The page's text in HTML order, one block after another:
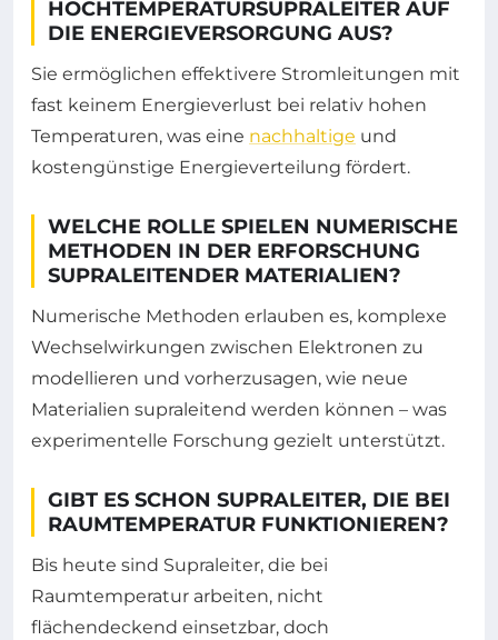
HOCHTEMPERATURSUPRALEITER AUF
DIE ENERGIEVERSORGUNG AUS?
Sie ermöglichen effektivere Stromleitungen mit
fast keinem Energieverlust bei relativ hohen
Temperaturen, was eine nachhaltige und
kostengünstige Energieverteilung fördert.
WELCHE ROLLE SPIELEN NUMERISCHE
METHODEN IN DER ERFORSCHUNG
SUPRALEITENDER MATERIALIEN?
Numerische Methoden erlauben es, komplexe
Wechselwirkungen zwischen Elektronen zu
modellieren und vorherzusagen, wie neue
Materialien supraleitend werden können – was
experimentelle Forschung gezielt unterstützt.
GIBT ES SCHON SUPRALEITER, DIE BEI
RAUMTEMPERATUR FUNKTIONIEREN?
Bis heute sind Supraleiter, die bei
Raumtemperatur arbeiten, nicht
flächendeckend einsetzbar, doch